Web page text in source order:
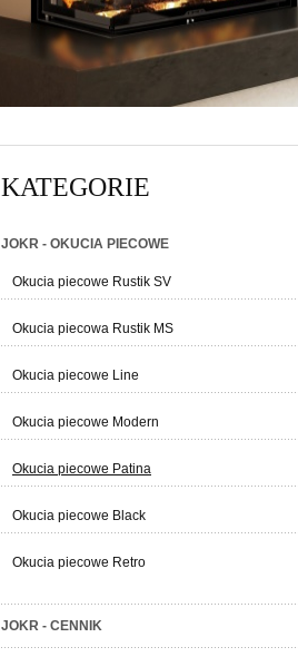
KATEGORIE
JOKR - OKUCIA PIECOWE
Okucia piecowe Rustik SV
Okucia piecowa Rustik MS
Okucia piecowe Line
Okucia piecowe Modern
Okucia piecowe Patina
Okucia piecowe Black
Okucia piecowe Retro
JOKR - CENNIK